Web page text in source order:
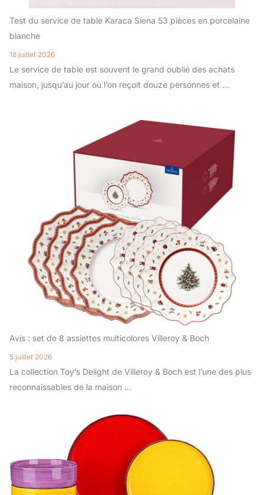
Test du service de table Karaca Siena 53 pièces en porcelaine
blanche
18 juillet 2026
Le service de table est souvent le grand oublié des achats
maison, jusqu’au jour où l’on reçoit douze personnes et …
Avis : set de 8 assiettes multicolores Villeroy & Boch
5 juillet 2026
La collection Toy’s Delight de Villeroy & Boch est l’une des plus
reconnaissables de la maison ...